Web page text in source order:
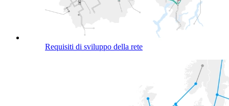
Requisiti di sviluppo della rete